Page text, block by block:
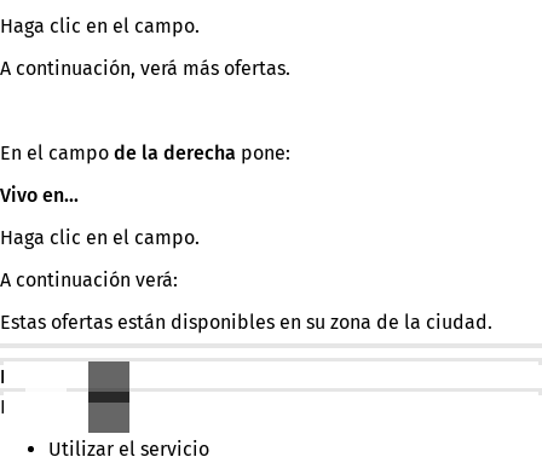
Haga clic en el campo.
A continuación, verá más ofertas.
En el campo de la derecha pone:
Vivo en...
Haga clic en el campo.
A continuación verá:
Estas ofertas están disponibles en su zona de la ciudad.
En la parte superior de la página de inicio hay una barra.
En la barra aparecen estas palabras:
Utilizar el servicio